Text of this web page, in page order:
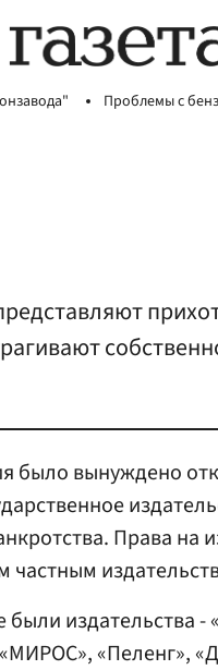
Проблемы с
было вынуждено
Права на
издательства -
«Пеленг»,